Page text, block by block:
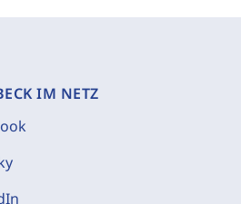
IM NETZ